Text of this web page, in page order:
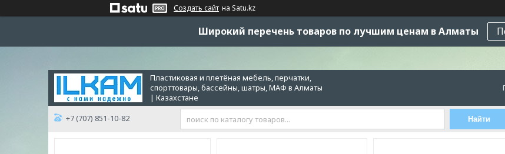
Создать сайт на Satu.kz
Широкий перечень товаров по лучшим ценам в Алматы
Пластиковая и плетёная мебель, перчатки,
спорттовары, бассейны, шатры, МАФ в Алматы
| Казахстане
+7 (707) 851-10-82 Найти